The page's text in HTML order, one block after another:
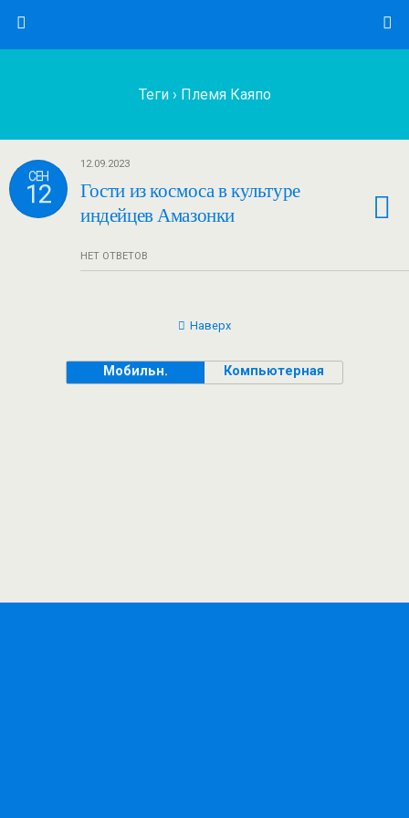
Теги › Племя Каяпо
СЕН
12
12.09.2023
Гости из космоса в культуре
индейцев Амазонки
НЕТ ОТВЕТОВ
Наверх
Мобильн. Компьютерная